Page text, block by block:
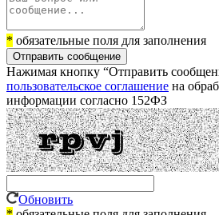
* обязательные поля для заполнения
Отправить сообщение
Нажимая кнопку “Отправить
пользовательское соглашение на
информации согласно 152ФЗ
Обновить